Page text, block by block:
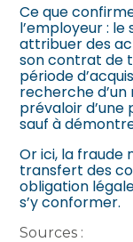
Ce que
l’employeur : le
attribuer des
son contrat de
période
recherche
prévaloir
sauf à
Or ici, la fraude
transfert des
obligation
s’y conformer.
Sources :